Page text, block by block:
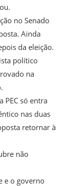
no Senado
Ainda
da eleição.
político
na
PEC só entra
nas duas
retornar à
não
e o governo